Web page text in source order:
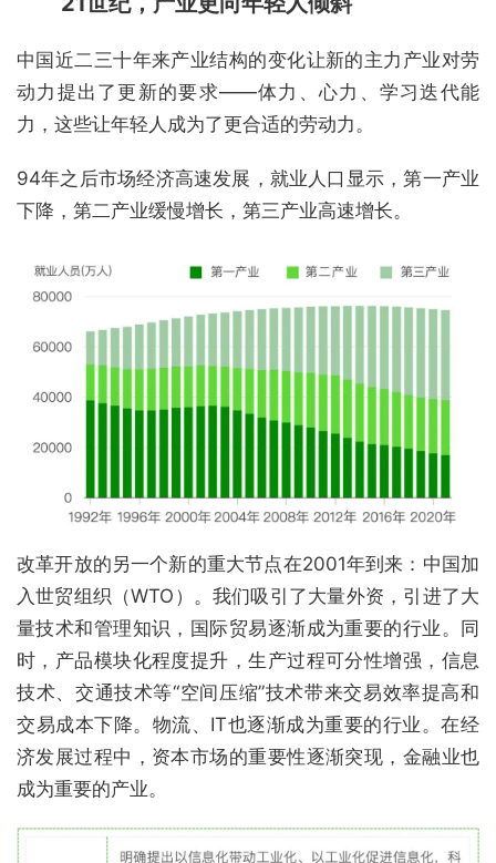
中国近二三十年来产业结构的变化让新的主力产业对劳
动力提出了更新的要求——体力、心力、学习迭代能
力，这些让年轻人成为了更合适的劳动力。
94年之后市场经济高速发展，就业人口显示，第一产业
下降，第二产业缓慢增长，第三产业高速增长。
改革开放的另一个新的重大节点在2001年到来：中国加
入世贸组织（WTO）。我们吸引了大量外资，引进了大
量技术和管理知识，国际贸易逐渐成为重要的行业。同
时，产品模块化程度提升，生产过程可分性增强，信息
技术、交通技术等“空间压缩”技术带来交易效率提高和
交易成本下降。物流、IT也逐渐成为重要的行业。在经
济发展过程中，资本市场的重要性逐渐突现，金融业也
成为重要的产业。